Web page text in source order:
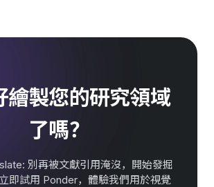
繪製您的研究領域
了嗎？
別再被文獻引用淹沒，開始發掘
即試用 Ponder，體驗我們用於視覺